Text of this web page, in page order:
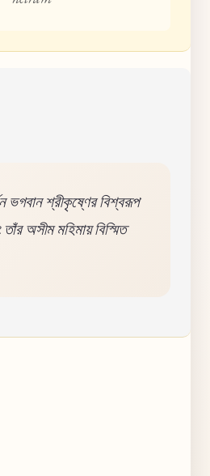
শ্রীকৃষ্ণের বিশ্বরূপ
অসীম মহিমায় বিস্মিত